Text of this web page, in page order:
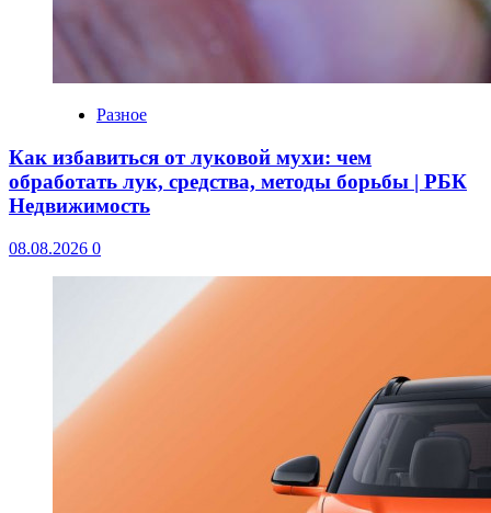
Разное
Как избавиться от луковой мухи: чем
обработать лук, средства, методы борьбы | РБК
Недвижимость
08.08.2026 0